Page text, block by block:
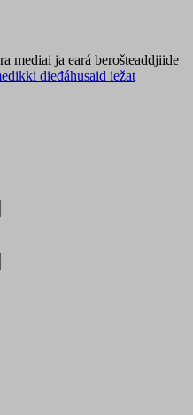
mediai ja eará berošteaddjiide
dieđáhusaid iežat